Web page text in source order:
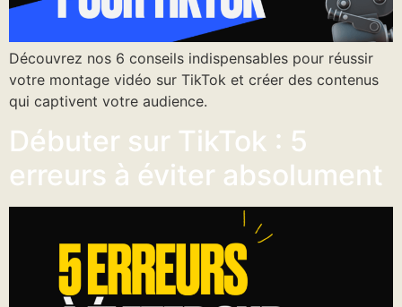
Découvrez nos 6 conseils indispensables pour réussir
votre montage vidéo sur TikTok et créer des contenus
qui captivent votre audience.
Débuter sur TikTok : 5
erreurs à éviter absolument